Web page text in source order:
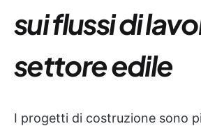
sui flussi di
settore edile
I progetti di costruzione sono